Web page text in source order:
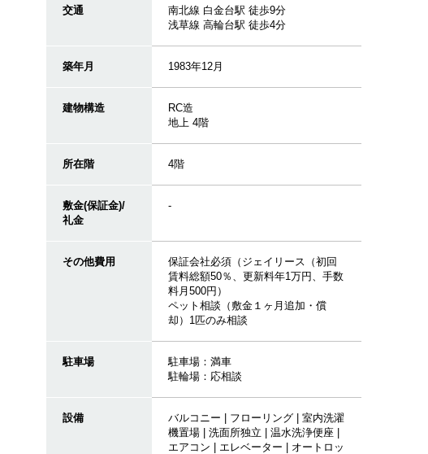
交通
南北線 白金台駅 徒歩9分
浅草線 高輪台駅 徒歩4分
築年月 1983年12月
建物構造
RC造
地上 4階
所在階 4階
敷金(保証金)/
礼金
-
その他費用
保証会社必須（ジェイリース（初回
賃料総額50％、更新料年1万円、手数
料月500円）
ペット相談（敷金１ヶ月追加・償
却）1匹のみ相談
駐車場
駐車場：満車
駐輪場：応相談
設備
バルコニー | フローリング | 室内洗濯
機置場 | 洗面所独立 | 温水洗浄便座 |
エアコン | エレベーター | オートロッ